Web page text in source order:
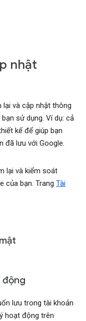
nhật
lại và cập nhật thông
sử dụng. Ví dụ: cả
kế để giúp bạn
đã lưu với Google.
lại và kiểm soát
của bạn. Trang Tài
động
lưu trong tài khoản
hoạt động trên